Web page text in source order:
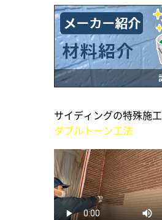
サイディングの特殊施工
ダブルトーン工法